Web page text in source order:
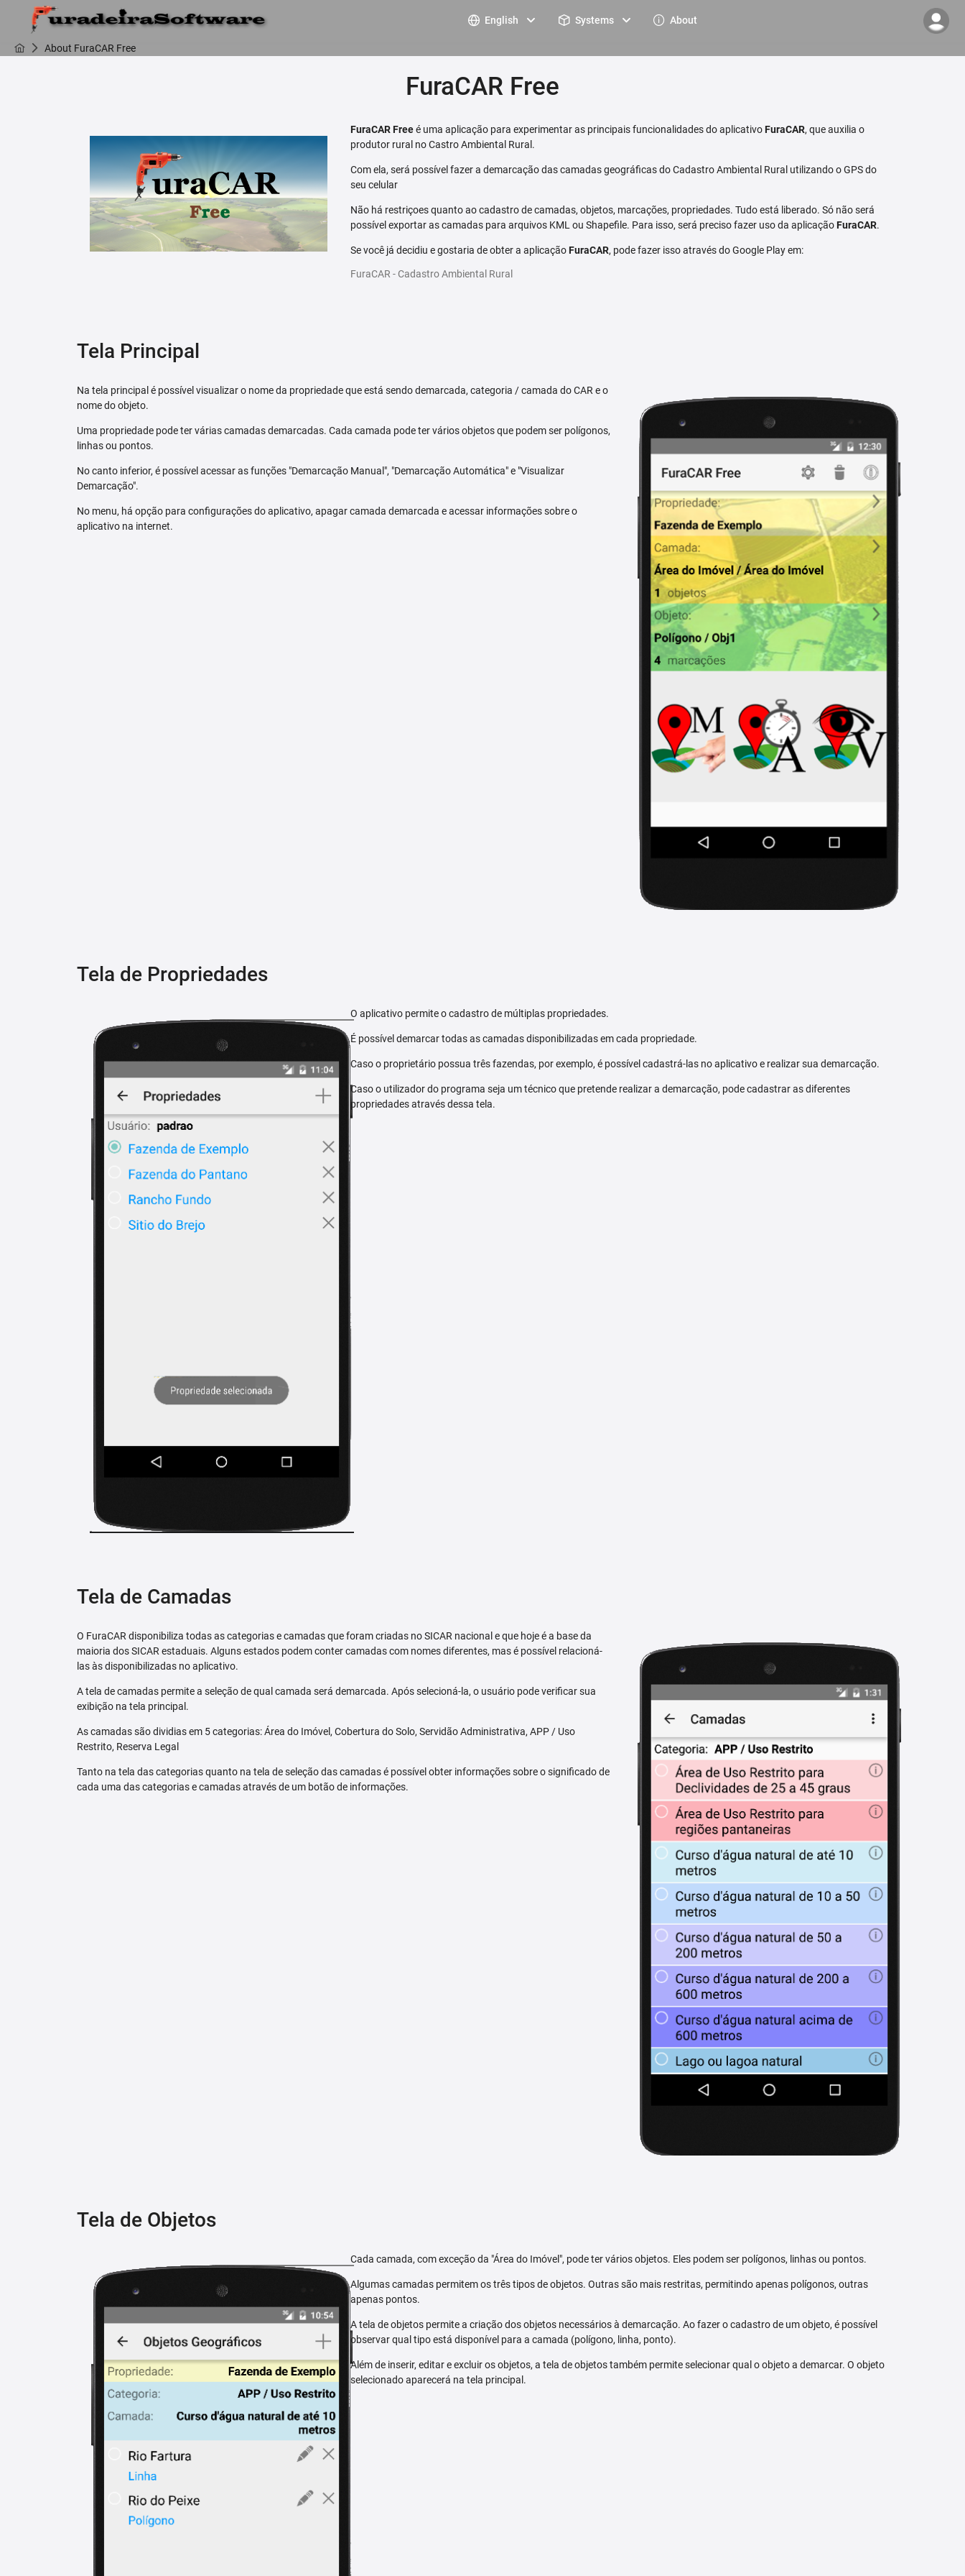
English Systems About
About FuraCAR Free
FuraCAR Free
FuraCAR Freeé uma aplicação para experimentar as principais funcionalidades do aplicativoFuraCAR, que auxilia o
produtor rural no Castro Ambiental Rural.
Com ela, será possível fazer a demarcação das camadas geográficas do Cadastro Ambiental Rural utilizando o GPS do
seu celular
Não há restriçoes quanto ao cadastro de camadas, objetos, marcações, propriedades. Tudo está liberado. Só não será
possível exportar as camadas para arquivos KML ou Shapefile. Para isso, será preciso fazer uso da aplicaçãoFuraCAR.
Se você já decidiu e gostaria de obter a aplicaçãoFuraCAR, pode fazer isso através do Google Play em:
FuraCAR - Cadastro Ambiental Rural
Tela Principal
Na tela principal é possível visualizar o nome da propriedade que está sendo demarcada, categoria / camada do CAR e o
nome do objeto.
Uma propriedade pode ter várias camadas demarcadas. Cada camada pode ter vários objetos que podem ser polígonos,
linhas ou pontos.
No canto inferior, é possível acessar as funções "Demarcação Manual", "Demarcação Automática" e "Visualizar
Demarcação".
No menu, há opção para configurações do aplicativo, apagar camada demarcada e acessar informações sobre o
aplicativo na internet.
Tela de Propriedades
O aplicativo permite o cadastro de múltiplas propriedades.
É possível demarcar todas as camadas disponibilizadas em cada propriedade.
Caso o proprietário possua três fazendas, por exemplo, é possível cadastrá-las no aplicativo e realizar sua demarcação.
Caso o utilizador do programa seja um técnico que pretende realizar a demarcação, pode cadastrar as diferentes
propriedades através dessa tela.
Tela de Camadas
O FuraCAR disponibiliza todas as categorias e camadas que foram criadas no SICAR nacional e que hoje é a base da
maioria dos SICAR estaduais. Alguns estados podem conter camadas com nomes diferentes, mas é possível relacioná-
las às disponibilizadas no aplicativo.
A tela de camadas permite a seleção de qual camada será demarcada. Após selecioná-la, o usuário pode verificar sua
exibição na tela principal.
As camadas são dividias em 5 categorias: Área do Imóvel, Cobertura do Solo, Servidão Administrativa, APP / Uso
Restrito, Reserva Legal
Tanto na tela das categorias quanto na tela de seleção das camadas é possível obter informações sobre o significado de
cada uma das categorias e camadas através de um botão de informações.
Tela de Objetos
Cada camada, com exceção da "Área do Imóvel", pode ter vários objetos. Eles podem ser polígonos, linhas ou pontos.
Algumas camadas permitem os três tipos de objetos. Outras são mais restritas, permitindo apenas polígonos, outras
apenas pontos.
A tela de objetos permite a criação dos objetos necessários à demarcação. Ao fazer o cadastro de um objeto, é possível
observar qual tipo está disponível para a camada (polígono, linha, ponto).
Além de inserir, editar e excluir os objetos, a tela de objetos também permite selecionar qual o objeto a demarcar. O objeto
selecionado aparecerá na tela principal.